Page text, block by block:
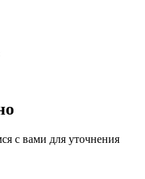
с вами для уточнения